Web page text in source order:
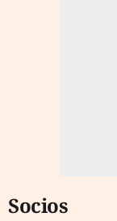
Socios